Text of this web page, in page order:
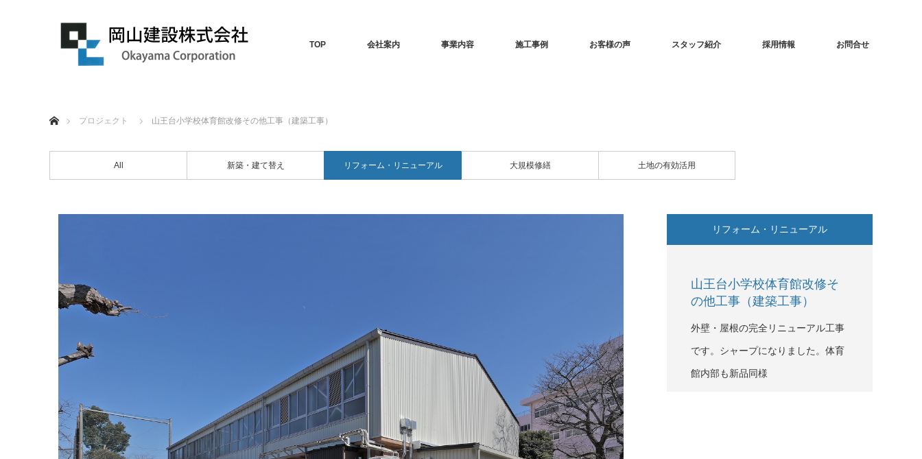
TOP 会社案内 事業内容 施工事例 お客様の声 スタッフ紹介 採用情報 お問合せ
プロジェクト
山王台小学校体育館改修その他工事（建築工事）
All 新築・建て替え リフォーム・リニューアル 大規模修繕 土地の有効活用
リフォーム・リニューアル
山王台小学校体育館改修そ
の他工事（建築工事）
外壁・屋根の完全リニューアル工事
です。シャープになりました。体育
館内部も新品同様